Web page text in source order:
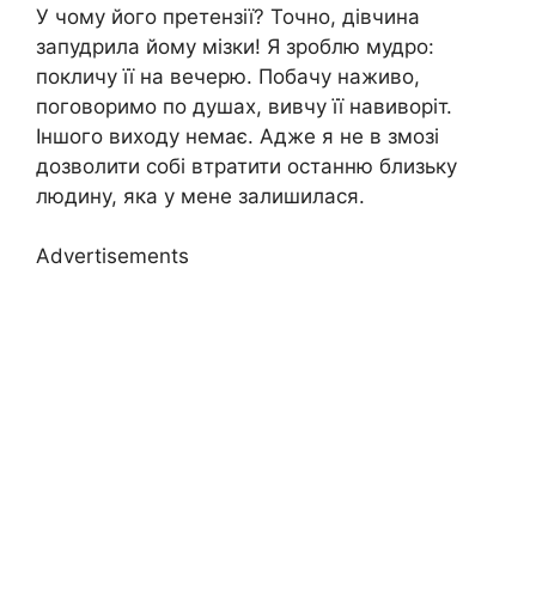
У чому його претензії? Точно, дівчина
запудрила йому мізки! Я зроблю мудро:
покличу її на вечерю. Побачу наживо,
поговоримо по душах, вивчу її навиворіт.
Іншого виходу немає. Адже я не в змозі
дозволити собі втратити останню близьку
людину, яка у мене залишилася.
Advertisements